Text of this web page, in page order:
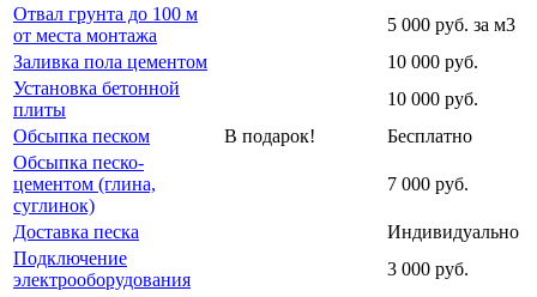
Отвал грунта до 100 м
от места монтажа
5 000 руб. за м3
Заливка пола цементом
10 000 руб.
Установка бетонной
плиты
10 000 руб.
Обсыпка песком
В подарок!
Бесплатно
Обсыпка песко-
цементом (глина,
суглинок)
7 000 руб.
Доставка песка
Индивидуально
Подключение
электрооборудования
3 000 руб.